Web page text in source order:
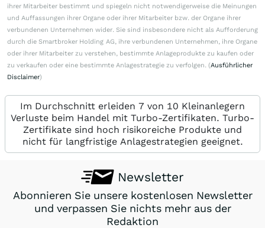
ihrer Mitarbeiter bestimmt und spiegeln nicht notwendigerweise die Meinungen
und Auffassungen ihrer Organe oder ihrer Mitarbeiter bzw. der Organe ihrer
verbundenen Unternehmen wider. Sie sind insbesondere nicht als Aufforderung
durch die Smartbroker Holding AG, ihre verbundenen Unternehmen, ihre Organe
oder ihrer Mitarbeiter zu verstehen, bestimmte Anlageprodukte zu kaufen oder
zu verkaufen oder eine bestimmte Anlagestrategie zu verfolgen. (Ausführlicher
Disclaimer)
Im Durchschnitt erleiden 7 von 10 Kleinanlegern
Verluste beim Handel mit Turbo-Zertifikaten. Turbo-
Zertifikate sind hoch risikoreiche Produkte und
nicht für langfristige Anlagestrategien geeignet.
Newsletter
Abonnieren Sie unsere kostenlosen Newsletter
und verpassen Sie nichts mehr aus der
Redaktion